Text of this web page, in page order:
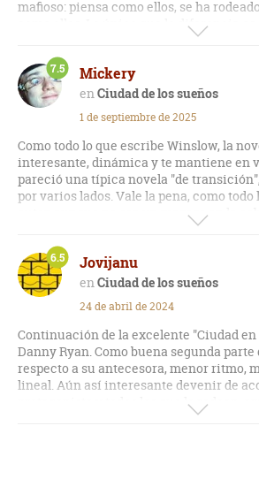
mafioso: piensa como ellos, se ha
como ellos. Lo único que lo diferencia es
obligado a hacer lo que hace y al lector
correcto. Pero al margen de mi reflexión,
engancharme a la lectura de Don
parte ambientada un poco en el mundo
la vida de muchos personajes, y
continuamente. ¡Vamos a por la tercera!
Mickery
Ciudad de los sueños
7.5
1 de septiembre de 2025
Como todo lo que escribe Winslow, la
interesante, dinámica y te mantiene en
pareció una típica novela "de
por varios lados. Vale la pena, como
autor, aunque no sea un mazazo en la
excelencia de otras de sus obras.
Jovijanu
Ciudad de los sueños
6.5
24 de abril de 2024
Continuación de la excelente "Ciudad
Danny Ryan. Como buena segunda
respecto a su antecesora, menor ritmo,
lineal. Aún así interesante devenir de
protagonista y todos los que le rodean,
Don Winslow cuenta las historias de